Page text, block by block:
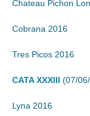
Chateau Pichon
Cobrana 2016
Tres Picos 2016
CATA XXXIII (07/
Lyna 2016